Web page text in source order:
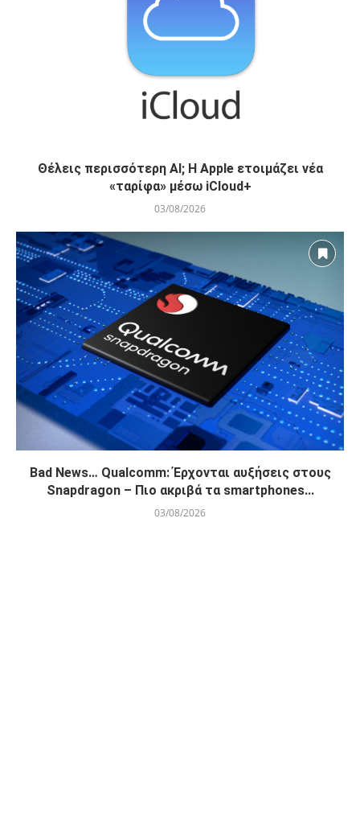
Θέλεις περισσότερη AI; Η Apple ετοιμάζει νέα
«ταρίφα» μέσω iCloud+
03/08/2026
Bad News… Qualcomm: Έρχονται αυξήσεις στους
Snapdragon – Πιο ακριβά τα smartphones...
03/08/2026